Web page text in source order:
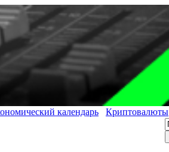
календарь Криптовалюты